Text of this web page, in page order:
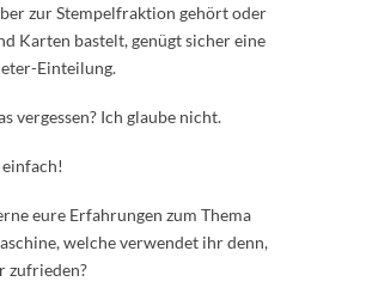
zur Stempelfraktion gehört oder
Karten bastelt, genügt sicher eine
Einteilung.
vergessen? Ich glaube nicht.
eure Erfahrungen zum Thema
welche verwendet ihr denn,
zufrieden?